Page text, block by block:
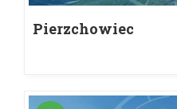
Pierzchowiec